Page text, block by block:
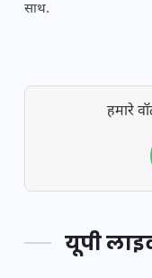
साथ.
हमारे
यूपी